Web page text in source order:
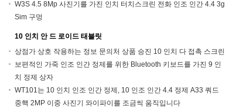
W3S 4.5 8Mp 사진기를 가진 인치 터치스크린 전화 인조 인간 4.4 3g
Sim 구멍
10 인치 안 드 로이드 태블릿
상점가 상호 작용하는 정보 문의처 상품 승진 10 인치 다 접촉 스크린
보편적인 가죽 인조 인간 정제를 위한 Bluetooth 키보드를 가진 9 인
치 정제 상자
WT101는 10 인치 인조 인간 정제, 10 인조 인간 4.4 정제 A33 쿼드
중핵 2MP 이중 사진기 와이파이를 조금씩 움직입니다